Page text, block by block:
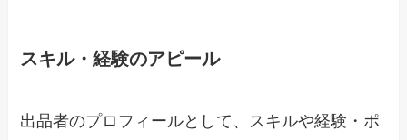
スキル・経験のアピール
出品者のプロフィールとして、スキルや経験・ポ